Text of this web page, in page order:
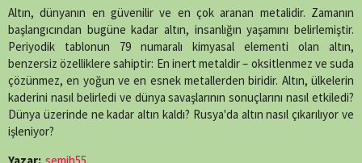
(Twitter)
WhatsAppTelegramSMS LinkedIn
Altın, dünyanın en güvenilir ve en çok aranan metalidir. Zamanın
başlangıcından bugüne kadar altın, insanlığın yaşamını belirlemiştir.
Periyodik tablonun 79 numaralı kimyasal elementi olan altın,
benzersiz özelliklere sahiptir: En inert metaldir – oksitlenmez ve suda
çözünmez, en yoğun ve en esnek metallerden biridir. Altın, ülkelerin
kaderini nasıl belirledi ve dünya savaşlarının sonuçlarını nasıl etkiledi?
Dünya üzerinde ne kadar altın kaldı? Rusya'da altın nasıl çıkarılıyor ve
işleniyor?